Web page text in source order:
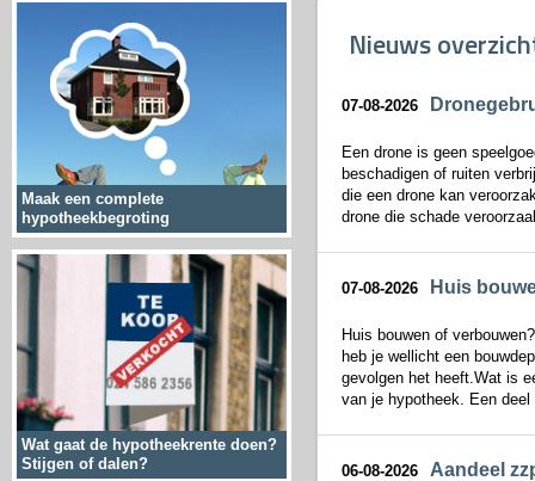
Maak een complete
hypotheekbegroting
Wat gaat de hypotheekrente doen?
Stijgen of dalen?
Nieuws
07-08-2026
Een drone is geen
beschadigen of ruiten
die een drone kan
drone die schade
07-08-2026 Huis
Huis bouwen of
heb je wellicht een
gevolgen het heeft.Wat is
van je hypotheek. Een
06-08-2026 Aandeel